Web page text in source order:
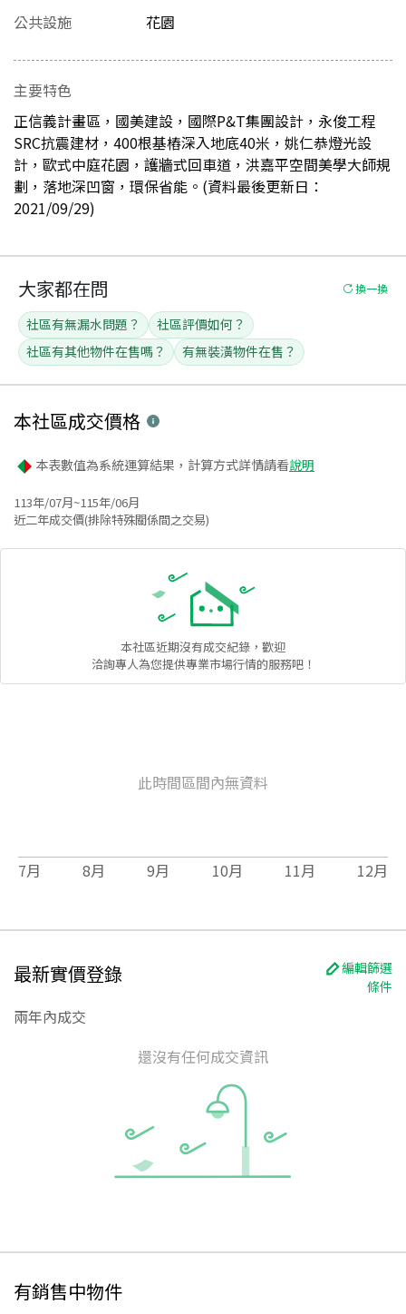
公共設施
花園
主要特色
正信義計畫區，國美建設，國際P&T集團設計，永俊工程
SRC抗震建材，400根基樁深入地底40米，姚仁恭燈光設
計，歐式中庭花園，護牆式回車道，洪嘉平空間美學大師規
劃，落地深凹窗，環保省能。(資料最後更新日：
2021/09/29)
大家都在問 換一換
社區有無漏水問題？
社區評價如何？
社區有其他物件在售嗎？
有無裝潢物件在售？
本社區成交價格
本表數值為系統運算結果，計算方式詳情請看說明
113年/07月~115年/06月
近二年成交價(排除特殊關係間之交易)
本社區近期沒有成交紀錄，歡迎
洽詢專人為您提供專業市場行情的服務吧！
此時間區間內無資料
7月 8月 9月 10月 11月 12月
最新實價登錄
編輯篩選
條件
兩年內成交
還沒有任何成交資訊
有銷售中物件